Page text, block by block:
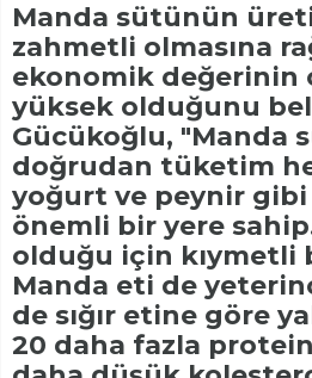
Manda sütünün
zahmetli olmasına
ekonomik değerinin
yüksek olduğunu
Gücükoğlu, "Manda
doğrudan tüketim
yoğurt ve peynir
önemli bir yere
olduğu için kıymetli
Manda eti de
de sığır etine göre
20 daha fazla